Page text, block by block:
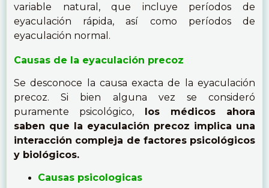
variable natural, que incluye períodos de
eyaculación rápida, así como períodos de
eyaculación normal.
Causas de la eyaculación precoz
Se desconoce la causa exacta de la eyaculación
precoz. Si bien alguna vez se consideró
puramente psicológico, los médicos ahora
saben que la eyaculación precoz implica una
interacción compleja de factores psicológicos
y biológicos.
Causas psicologicas